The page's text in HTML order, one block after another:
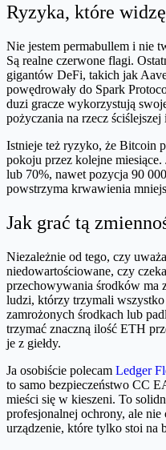
Ryzyka, które widzę
Nie jestem permabullem i nie
Są realne czerwone flagi.
gigantów DeFi, takich jak
powędrowały do Spark
duzi gracze wykorzystują
pożyczania na rzecz
Istnieje też ryzyko, że Bitcoin
pokoju przez kolejne
lub 70%, nawet pozycja 90
powstrzyma krwawienia
Jak grać tą
Niezależnie od tego, czy
niedowartościowane, czy
przechowywania środków ma
ludzi, którzy trzymali wszystko
zamrożonych środkach lub
trzymać znaczną ilość ETH
je z giełdy.
Ja osobiście polecam Ledger
to samo bezpieczeństwo CC
mieści się w kieszeni. To
profesjonalnej ochrony, ale
urządzenie, które tylko stoi na